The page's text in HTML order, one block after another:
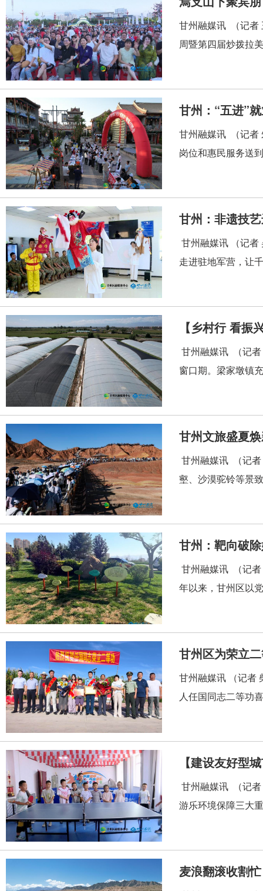
甘州融媒讯 （记者
周暨第四届炒拨拉
甘州：“五进”
甘州融媒讯 （记者
岗位和惠民服务送
甘州：非遗技
甘州融媒讯 （记
走进驻地军营，让
【乡村行 看
甘州融媒讯 （记
窗口期。梁家墩镇
甘州文旅盛夏
甘州融媒讯 （记
壑、沙漠驼铃等景
甘州：靶向破
甘州融媒讯 （记
年以来，甘州区以
甘州区为荣立
甘州融媒讯 （记者
人任国同志二等功
【建设友好型
甘州融媒讯 （记
游乐环境保障三大
麦浪翻滚收割